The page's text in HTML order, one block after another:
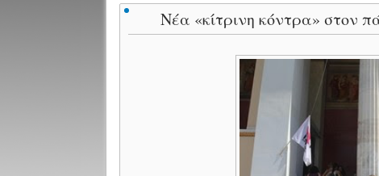
Νέα «κίτρινη κόντρα» στον